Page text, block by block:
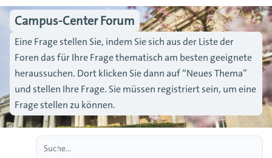
Campus-Center Forum
Eine Frage stellen Sie, indem Sie sich aus der Liste der
Foren das für Ihre Frage thematisch am besten geeignete
heraussuchen. Dort klicken Sie dann auf “Neues Thema”
und stellen Ihre Frage. Sie müssen registriert sein, um eine
Frage stellen zu können.